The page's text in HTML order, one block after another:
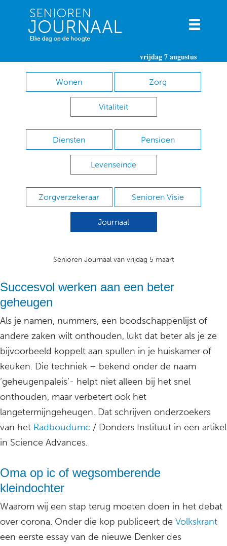
vrijdag 7 augustus
Wonen Zorg
Vitaliteit
Diensten Pensioen
Levenseinde
Zorgverzekeraar Senioren Visie
Journaal
Senioren Journaal van vrijdag 5 maart
Succesvol werken aan een beter
geheugen
Als je namen, nummers, een boodschappenlijst of
andere zaken wilt onthouden, lukt dat beter als je ze
bijvoorbeeld koppelt aan spullen in je huiskamer of
keuken. Die techniek – bekend onder de naam
‘geheugenpaleis’- helpt niet alleen bij het snel
onthouden, maar verbetert ook het
langetermijngeheugen. Dat schrijven onderzoekers
van het Radboudumc / Donders Instituut in een artikel
in Science Advances.
Oma op ic of wegsomberende
kleindochter
Waarom wij een stap terug moeten doen in het debat
over corona. Onder die kop publiceert de Volkskrant
een eerste essay van de nieuwe Denker des